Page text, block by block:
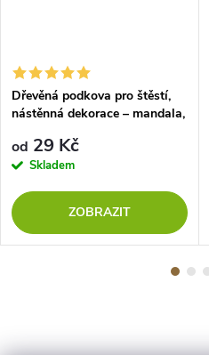
Dřevěná podkova pro štěstí,
nástěnná dekorace – mandala,
od 29 Kč
Skladem
ZOBRAZIT